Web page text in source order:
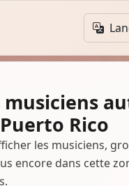
Rico
les musiciens,
encore dans cette